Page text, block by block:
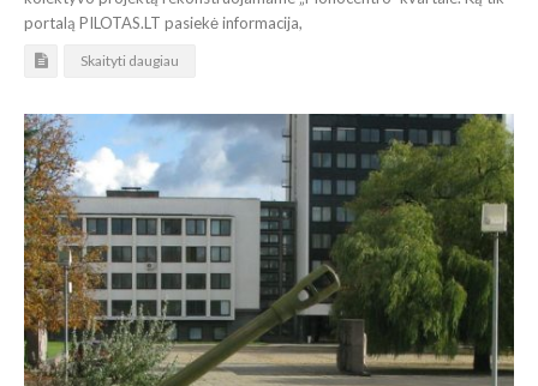
portalą PILOTAS.LT pasiekė informacija,
Skaityti daugiau